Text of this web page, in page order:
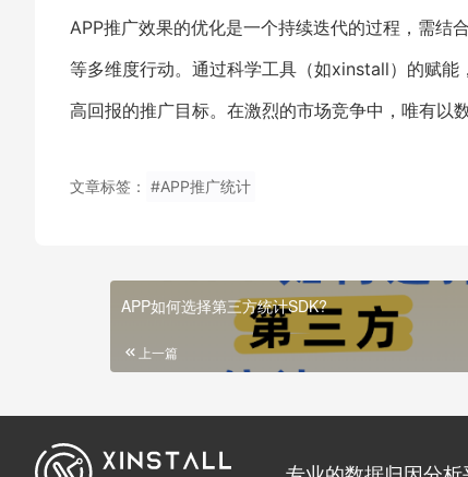
APP推广效果的优化是一个持续迭代的过程，需结
等多维度行动。通过科学工具（如xinstall）的赋能
高回报的推广目标。在激烈的市场竞争中，唯有以
文章标签： #APP推广统计
APP如何选择第三方统计SDK?
上一篇